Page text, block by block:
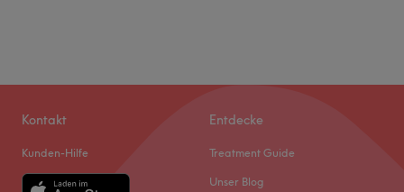
Sonntag
Nagelpflege bekommst du bei Linh Nails in Bremerhaven.
Kontakt
Kunden-Hilfe
Entdecke
Treatment Guide
Unser Blog